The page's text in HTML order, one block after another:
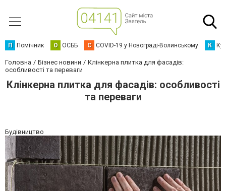
П Помічник О ОСББ C COVID-19 у Новограді-Волинському К
Головна Бізнес новини
Клінкерна плитка для фасадів:
особливості та переваги
Клінкерна плитка для фасадів: особливості
та переваги
Будівництво